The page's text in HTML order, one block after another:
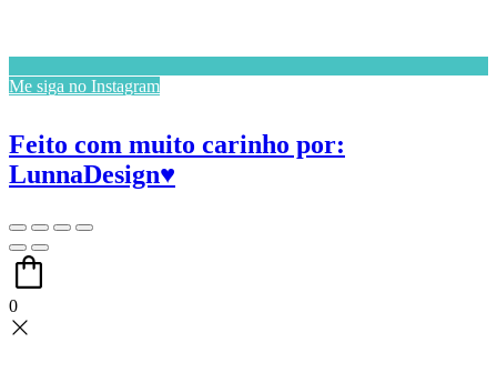
Me siga no Instagram
Feito com muito carinho por:
LunnaDesign♥
0